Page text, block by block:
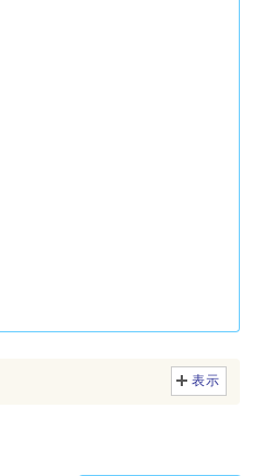
表示